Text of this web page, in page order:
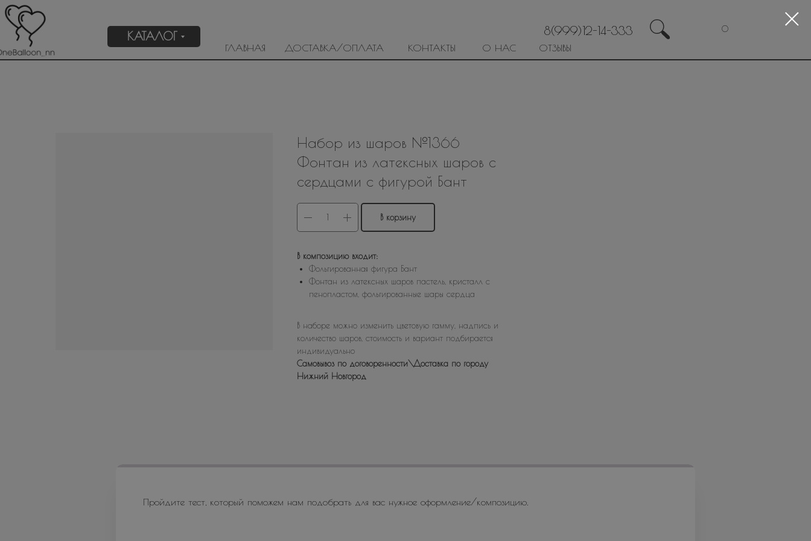
0
8(999)12-14-333
ДОСТАВКА/ОПЛАТА
ГЛАВНАЯ КОНТАКТЫ О НАС ОТЗЫВЫ
КАТАЛОГ
Набор из шаров №1366
Фонтан из латексных шаров с
сердцами с фигурой Бант
В корзину
В композицию входит:
Фольгированная фигура Бант
Фонтан из латексных шаров пастель, кристалл с
пенопластом, фольгированные шары сердца
В наборе можно изменить цветовую гамму, надпись и
количество шаров, стоимость и вариант подбирается
индивидуально
Самовывоз по договоренности\Доставка по городу
Нижний Новгород
Пройдите тест, который поможем нам подобрать для вас нужное оформление/композицию.